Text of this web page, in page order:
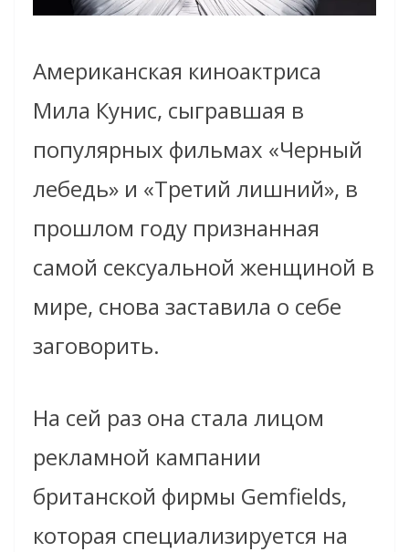
Американская киноактриса
Мила Кунис, сыгравшая в
популярных фильмах «Черный
лебедь» и «Третий лишний», в
прошлом году признанная
самой сексуальной женщиной в
мире, снова заставила о себе
заговорить.
На сей раз она стала лицом
рекламной кампании
британской фирмы Gemfields,
которая специализируется на